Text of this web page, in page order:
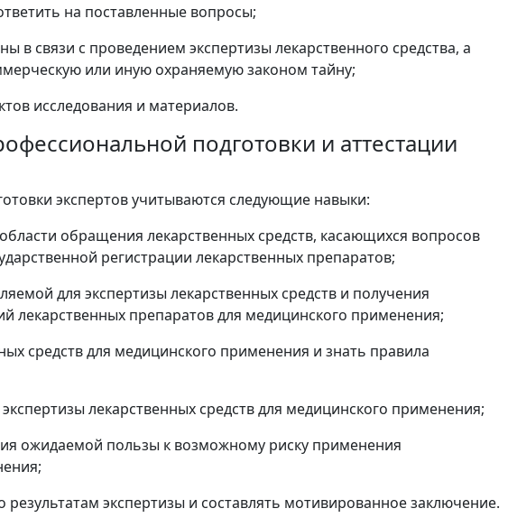
на поставленные вопросы;
в связи с проведением экспертизы лекарственного средства, а
или иную охраняемую законом тайну;
исследования и материалов.
подготовки и аттестации
экспертов учитываются следующие навыки:
обращения лекарственных средств, касающихся вопросов
регистрации лекарственных препаратов;
для экспертизы лекарственных средств и получения
лекарственных препаратов для медицинского применения;
средств для медицинского применения и знать правила
лекарственных средств для медицинского применения;
ожидаемой пользы к возможному риску применения
экспертизы и составлять мотивированное заключение.